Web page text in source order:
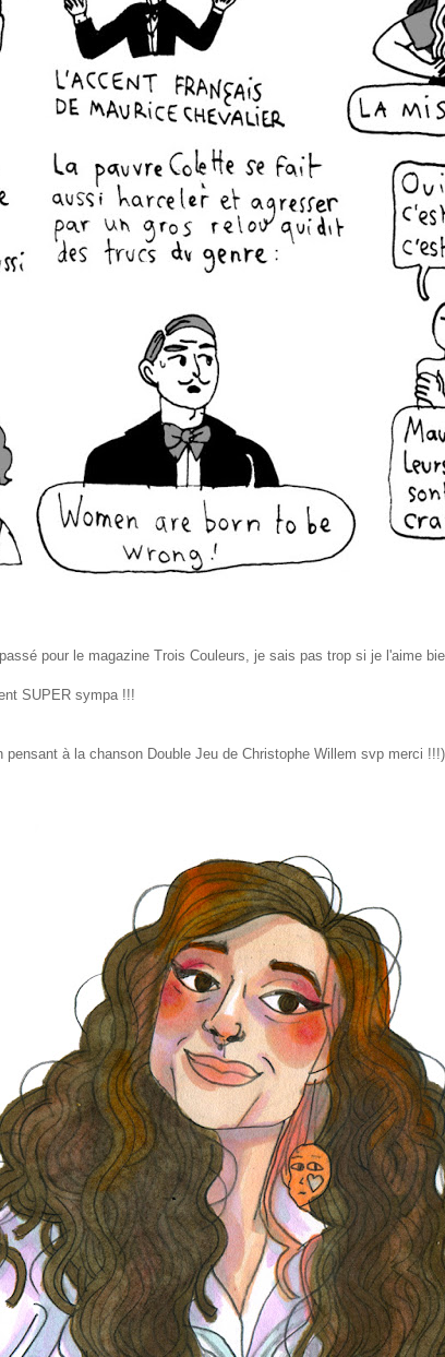
pour le magazine Trois Couleurs, je sais pas trop si je l'aime
SUPER sympa !!!
à la chanson Double Jeu de Christophe Willem svp merci !!!)